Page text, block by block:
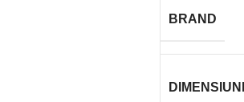
BRAND
DIMENSIUNI